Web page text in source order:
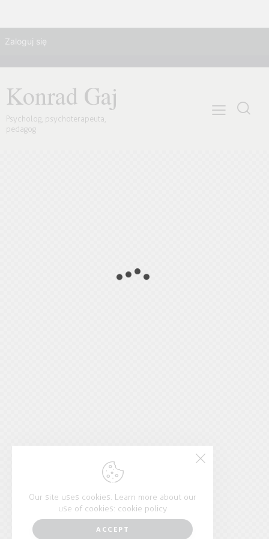
Konrad Gaj
Psycholog, psychoterapeuta,
pedagog
Our site uses cookies. Learn more about our
use of cookies: cookie policy
ACCEPT
Zaloguj się